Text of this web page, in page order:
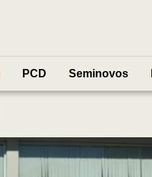
PCD Seminovos